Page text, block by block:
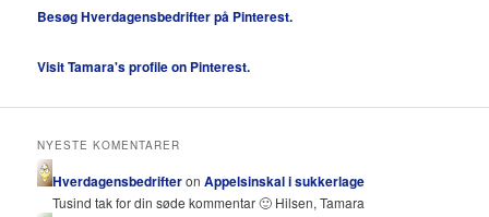
Besøg Hverdagensbedrifter på Pinterest.
Visit Tamara's profile on Pinterest.
NYESTE KOMENTARER
HverdagensbedrifteronAppelsinskal i sukkerlage
Tusind tak for din søde kommentar 🙂 Hilsen, Tamara